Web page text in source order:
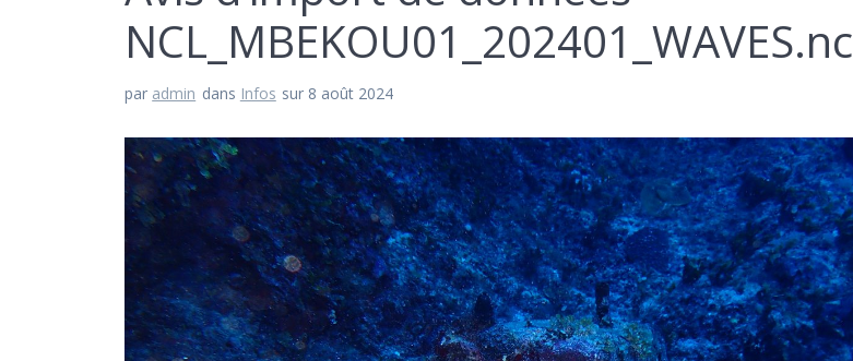
NCL_MBEKOU01_202401_WAVES.nc
par admin dans Infos sur 8 août 2024